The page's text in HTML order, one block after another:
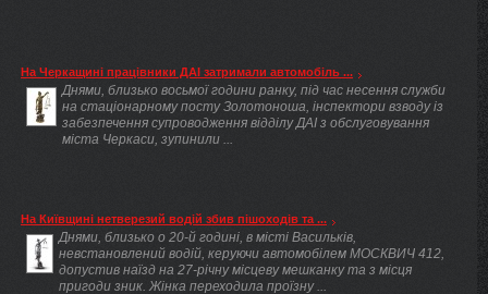
На Черкащині працівники ДАІ затримали автомобіль ...
Днями, близько восьмої години ранку, під час несення служби
на стаціонарному посту Золотоноша, інспектори взводу із
забезпечення супроводження відділу ДАІ з обслуговування
міста Черкаси, зупинили ...
На Київщині нетверезий водій збив пішоходів та ...
Днями, близько о 20-й годині, в місті Васильків,
невстановлений водій, керуючи автомобілем МОСКВИЧ 412,
допустив наїзд на 27-річну місцеву мешканку та з місця
пригоди зник. Жінка переходила проїзну ...